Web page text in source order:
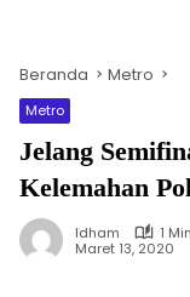
Beranda Metro
Metro
Jelang
Kelemahan
Idham
1
Maret 13, 2020